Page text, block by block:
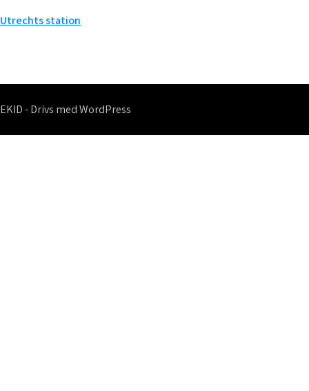
Inläggsnavigering
Utrechts station
EKID - Drivs med WordPress